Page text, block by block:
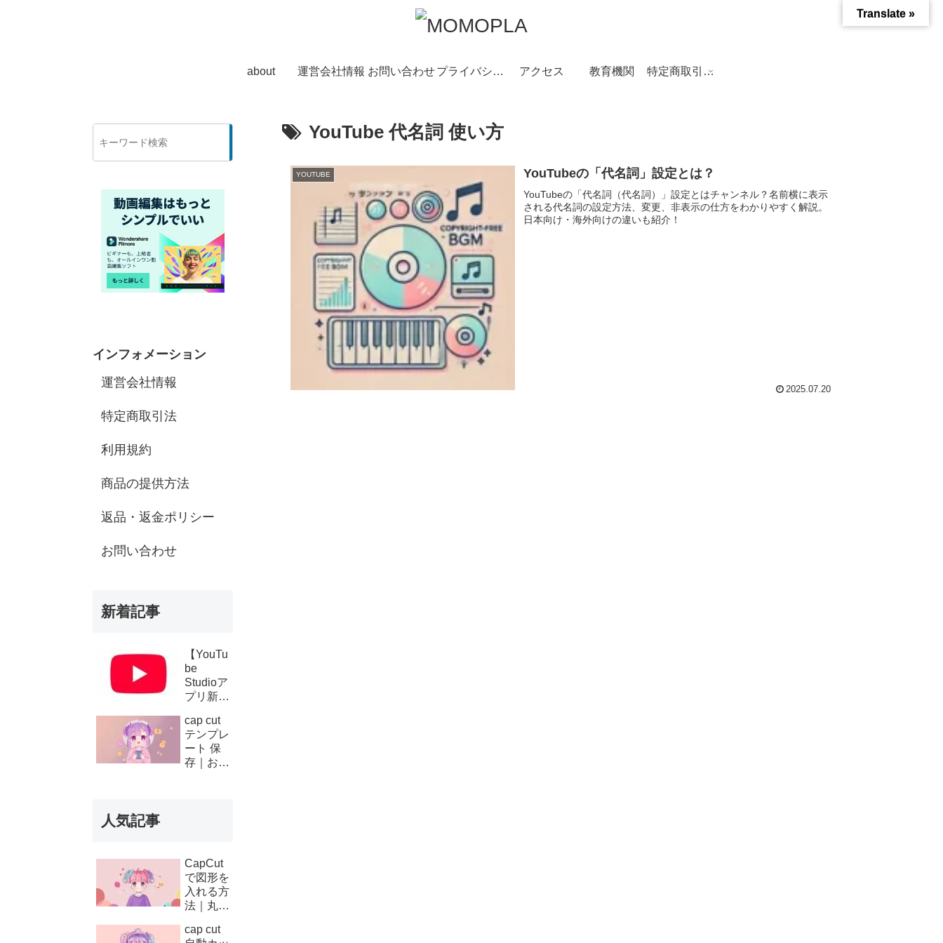
about 運営会社情報 お問い合わせ プライバシーポリシー アクセス 教育機関 特定商取引法に基づく表記
YouTube 代名詞 使い方
YOUTUBE YouTubeの「代名詞」設定とは？
YouTubeの「代名詞（代名詞）」設定とはチャンネル？名前横に表示
される代名詞の設定方法、変更、非表示の仕方をわかりやすく解説。
日本向け・海外向けの違いも紹介！
2025.07.20
インフォメーション
運営会社情報
特定商取引法
利用規約
商品の提供方法
返品・返金ポリシー
お問い合わせ
新着記事
【YouTu
be
Studioア
プリ新機
チャンネ
ルの収
益・支払
い履歴が
cap cut
テンプレ
ート 保
存｜お気
人気記事
CapCut
で図形を
入れる方
法｜丸・
角の使い
cap cut
Translate »